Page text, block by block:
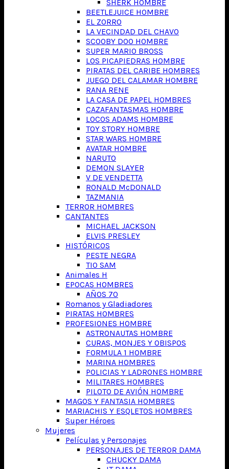
SHERK HOMBRE
BEETLEJUICE HOMBRE
EL ZORRO
LA VECINDAD DEL CHAVO
SCOOBY DOO HOMBRE
SUPER MARIO BROSS
LOS PICAPIEDRAS HOMBRE
PIRATAS DEL CARIBE HOMBRES
JUEGO DEL CALAMAR HOMBRE
RANA RENE
LA CASA DE PAPEL HOMBRES
CAZAFANTASMAS HOMBRE
LOCOS ADAMS HOMBRE
TOY STORY HOMBRE
STAR WARS HOMBRE
AVATAR HOMBRE
NARUTO
DEMON SLAYER
V DE VENDETTA
RONALD McDONALD
TAZMANIA
TERROR HOMBRES
CANTANTES
MICHAEL JACKSON
ELVIS PRESLEY
HISTÓRICOS
PESTE NEGRA
TIO SAM
Animales H
EPOCAS HOMBRES
AÑOS 70
Romanos y Gladiadores
PIRATAS HOMBRES
PROFESIONES HOMBRE
ASTRONAUTAS HOMBRE
CURAS, MONJES Y OBISPOS
FORMULA 1 HOMBRE
MARINA HOMBRES
POLICIAS Y LADRONES HOMBRE
MILITARES HOMBRES
PILOTO DE AVIÓN HOMBRE
MAGOS Y FANTASIA HOMBRES
MARIACHIS Y ESQLETOS HOMBRES
Super Héroes
Mujeres
Películas y Personajes
PERSONAJES DE TERROR DAMA
CHUCKY DAMA